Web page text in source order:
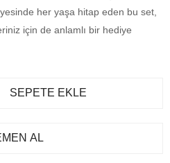
her yaşa hitap eden bu set,
için de anlamlı bir hediye